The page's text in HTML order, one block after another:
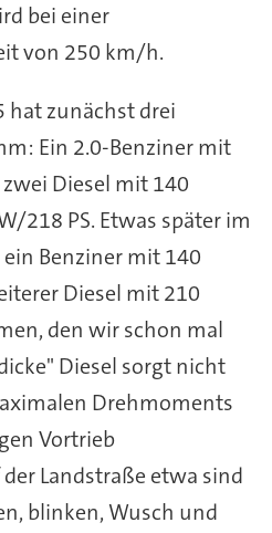
bei einer
von 250 km/h.
hat zunächst drei
Ein 2.0-Benziner mit
Diesel mit 140
218 PS. Etwas später im
Benziner mit 140
Diesel mit 210
den wir schon mal
Diesel sorgt nicht
Drehmoments
Vortrieb
Landstraße etwa sind
blinken, Wusch und